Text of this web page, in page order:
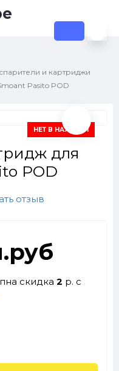
и картриджи
Pasito POD
НЕТ В НАЛИЧИИ
для
POD
отзыв
скидка 2 р. с